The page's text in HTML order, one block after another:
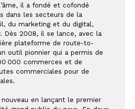
il a fondé et cofondé
dans les secteurs de la
du marketing et du digital,
Dès 2008, il se lance, avec la
plateforme de route-to-
outil pionnier qui a permis de
000 commerces et de
commerciales pour de
en lançant le premier